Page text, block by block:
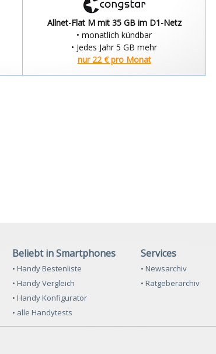
Allnet-Flat M mit 35 GB im D1-Netz
• monatlich kündbar
• Jedes Jahr 5 GB mehr
nur 22 € pro Monat
Beliebt in Smartphones
• Handy Bestenliste
• Handy Vergleich
• Handy Konfigurator
• alle Handytests
Services
• Newsarchiv
• Ratgeberarchiv